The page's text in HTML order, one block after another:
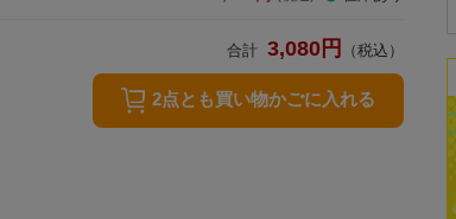
合計 3,080 円 （税込）
2点とも買い物かごに入れる